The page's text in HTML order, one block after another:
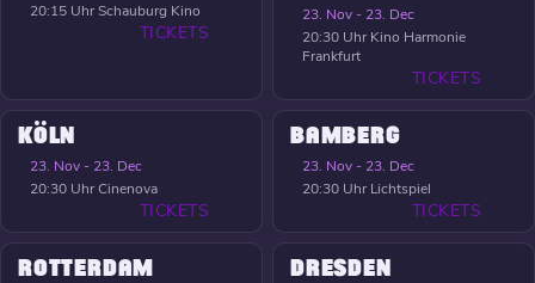
20:15 UhrSchauburg Kino
TICKETS
23. Nov - 23. Dec
20:30 Uhr Kino Harmonie
Frankfurt
TICKETS
KÖLN
23. Nov - 23. Dec
20:30 UhrCinenova
TICKETS
BAMBERG
23. Nov - 23. Dec
20:30 Uhr Lichtspiel
TICKETS
ROTTERDAM DRESDEN